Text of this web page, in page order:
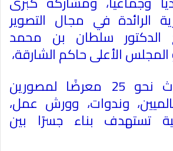
الرائدة في مجال التصوير
الدكتور سلطان بن محمد
الأعلى حاكم الشارقة،
إذ تضمن الحدث نحو 25 معرضًا لمصورين
وندوات، وورش عمل،
تستهدف بناء جسرًا بين